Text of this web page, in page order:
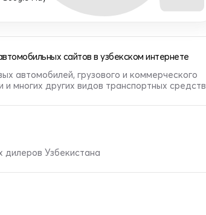
сайтов в узбекском интернете
автомобилей, грузового и коммерческого
и многих других видов транспортных средств
дилеров Узбекистана